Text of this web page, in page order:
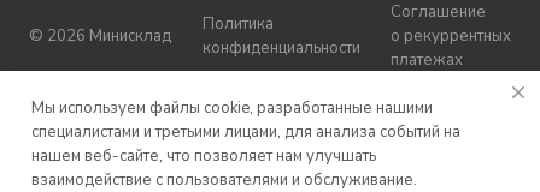
© 2026 Минисклад
Политика
конфиденциальности
Соглашение
о рекуррентных
платежах
Публичная
оферта
Карта сайта
Мы используем файлы cookie, разработанные нашими
специалистами и третьими лицами, для анализа событий на
нашем веб-сайте, что позволяет нам улучшать
взаимодействие с пользователями и обслуживание.